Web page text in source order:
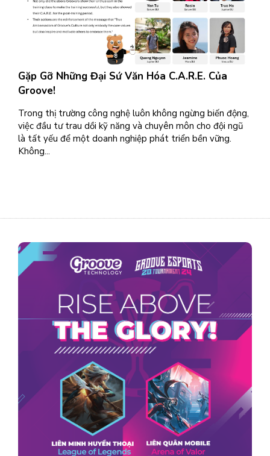
Gặp Gỡ Những Đại Sứ Văn Hóa C.A.R.E. Của
Groove!
Trong thị trường công nghệ luôn không ngừng biến động,
việc đầu tư trau dồi kỹ năng và chuyên môn cho đội ngũ
là tất yếu để một doanh nghiệp phát triển bền vững.
Không...